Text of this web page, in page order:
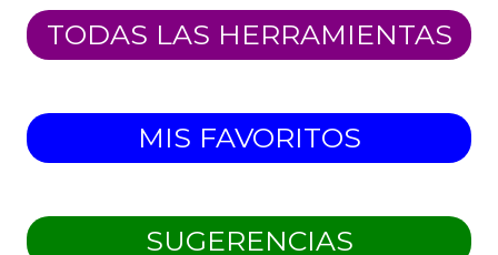
TODAS LAS HERRAMIENTAS
MIS FAVORITOS
SUGERENCIAS